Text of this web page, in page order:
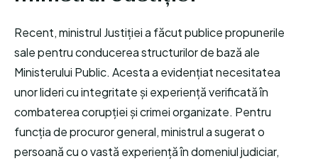
Recent, ministrul Justiției a făcut publice propunerile
sale pentru conducerea structurilor de bază ale
Ministerului Public. Acesta a evidențiat necesitatea
unor lideri cu integritate și experiență verificată în
combaterea corupției și crimei organizate. Pentru
funcția de procuror general, ministrul a sugerat o
persoană cu o vastă experiență în domeniul judiciar,